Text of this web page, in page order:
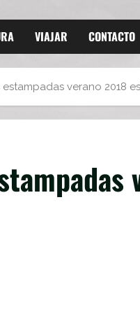
VIAJAR CONTACTO
estampadas verano 2018